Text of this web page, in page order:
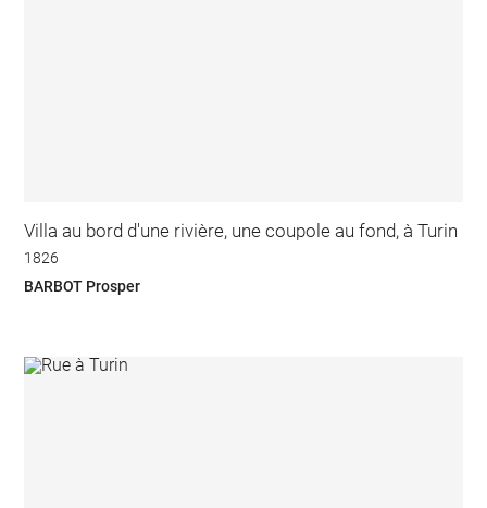
Villa au bord d'une rivière, une coupole au fond, à Turin
1826
BARBOT Prosper